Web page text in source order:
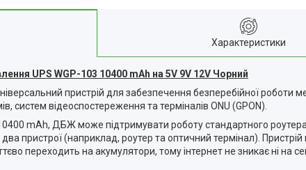
Характеристики
UPS WGP-103 10400 mAh на 5V 9V 12V Чорний
пристрій для забезпечення безперебійної роботи
систем відеоспостереження та терміналів ONU (GPON).
mAh, ДБЖ може підтримувати роботу стандартного
пристрої (наприклад, роутер та оптичний термінал).
переходить на акумулятори, тому інтернет не зникає ні на